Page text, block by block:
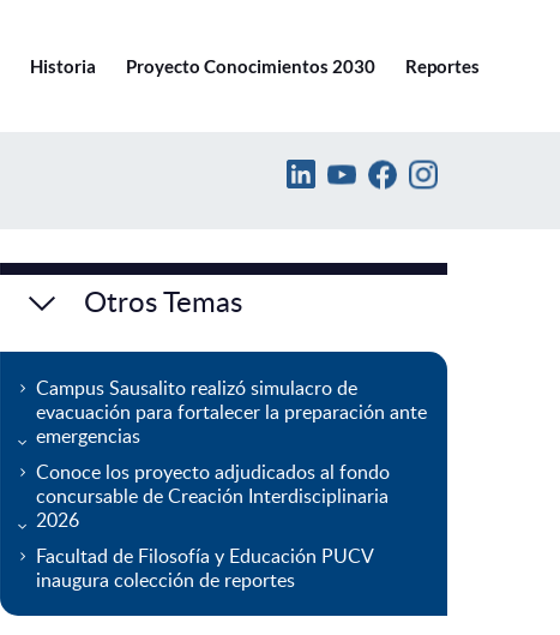
Historia Proyecto Conocimientos 2030 Reportes
Otros Temas
Campus Sausalito realizó simulacro de
evacuación para fortalecer la preparación ante
emergencias
Conoce los proyecto adjudicados al fondo
concursable de Creación Interdisciplinaria
2026
Facultad de Filosofía y Educación PUCV
inaugura colección de reportes